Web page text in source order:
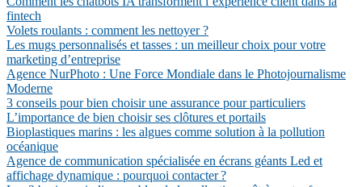
fintech
Volets roulants : comment les nettoyer ?
Les mugs personnalisés et tasses : un meilleur choix pour votre
marketing d’entreprise
Agence NurPhoto : Une Force Mondiale dans le Photojournalisme
Moderne
3 conseils pour bien choisir une assurance pour particuliers
L’importance de bien choisir ses clôtures et portails
Bioplastiques marins : les algues comme solution à la pollution
océanique
Agence de communication spécialisée en écrans géants Led et
affichage dynamique : pourquoi contacter ?